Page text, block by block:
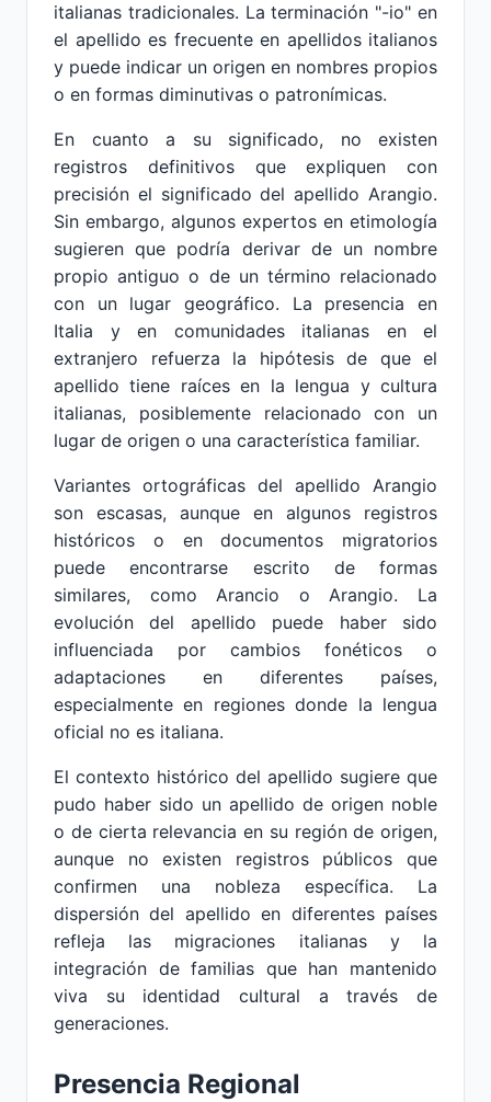
italianas tradicionales. La terminación "-io" en
el apellido es frecuente en apellidos italianos
y puede indicar un origen en nombres propios
o en formas diminutivas o patronímicas.
En cuanto a su significado, no existen
registros definitivos que expliquen con
precisión el significado del apellido Arangio.
Sin embargo, algunos expertos en etimología
sugieren que podría derivar de un nombre
propio antiguo o de un término relacionado
con un lugar geográfico. La presencia en
Italia y en comunidades italianas en el
extranjero refuerza la hipótesis de que el
apellido tiene raíces en la lengua y cultura
italianas, posiblemente relacionado con un
lugar de origen o una característica familiar.
Variantes ortográficas del apellido Arangio
son escasas, aunque en algunos registros
históricos o en documentos migratorios
puede encontrarse escrito de formas
similares, como Arancio o Arangio. La
evolución del apellido puede haber sido
influenciada por cambios fonéticos o
adaptaciones en diferentes países,
especialmente en regiones donde la lengua
oficial no es italiana.
El contexto histórico del apellido sugiere que
pudo haber sido un apellido de origen noble
o de cierta relevancia en su región de origen,
aunque no existen registros públicos que
confirmen una nobleza específica. La
dispersión del apellido en diferentes países
refleja las migraciones italianas y la
integración de familias que han mantenido
viva su identidad cultural a través de
generaciones.
Presencia Regional